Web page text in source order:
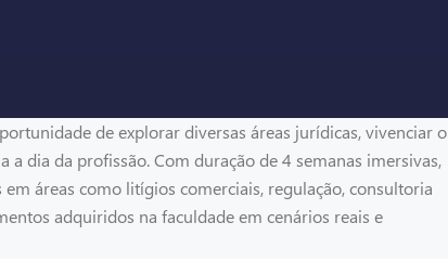
de explorar diversas áreas jurídicas, vivenciar o
dia da profissão. Com duração de 4 semanas imersivas,
áreas como litígios comerciais, regulação, consultoria
adquiridos na faculdade em cenários reais e